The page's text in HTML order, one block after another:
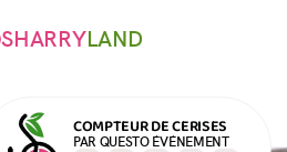
SHARRYLAND
COMPTEUR DE CERISES
PAR QUESTO ÉVÉNEMENT